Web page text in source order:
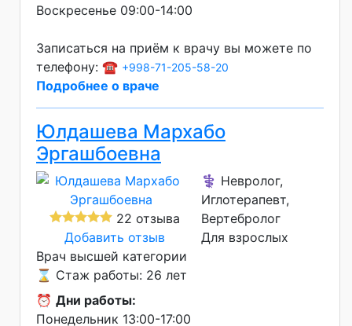
Воскресенье 09:00-14:00
Записаться на приём к врачу вы можете по
телефону: ☎️ +998-71-205-58-20
Подробнее о враче
Юлдашева Мархабо
Эргашбоевна
22 отзыва
Добавить отзыв
⚕️ Невролог,
Иглотерапевт,
Вертебролог
Для взрослых
Врач высшей категории
⌛ Стаж работы: 26 лет
⏰ Дни работы:
Понедельник 13:00-17:00